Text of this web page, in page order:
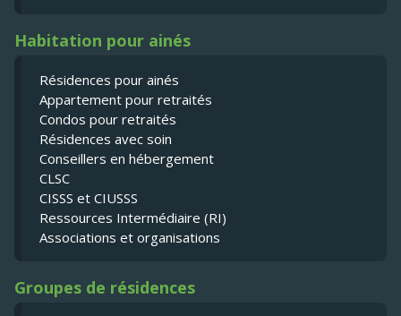
Habitation pour ainés
Résidences pour ainés
Appartement pour retraités
Condos pour retraités
Résidences avec soin
Conseillers en hébergement
CLSC
CISSS et CIUSSS
Ressources Intermédiaire (RI)
Associations et organisations
Groupes de résidences